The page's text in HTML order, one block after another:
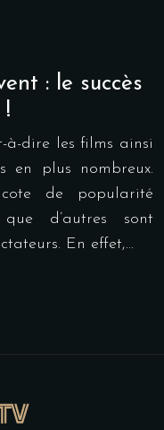
: le succès
à-dire les films ainsi
en plus nombreux.
de popularité
d’autres sont
En effet,…